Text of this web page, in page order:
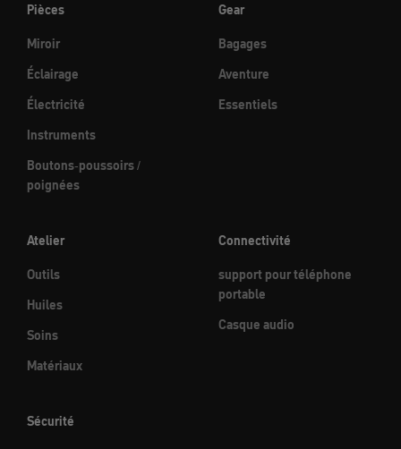
Pièces
Miroir
Éclairage
Électricité
Instruments
Boutons-poussoirs /
poignées
Gear
Bagages
Aventure
Essentiels
Atelier
Outils
Huiles
Soins
Matériaux
Connectivité
support pour téléphone
portable
Casque audio
Sécurité